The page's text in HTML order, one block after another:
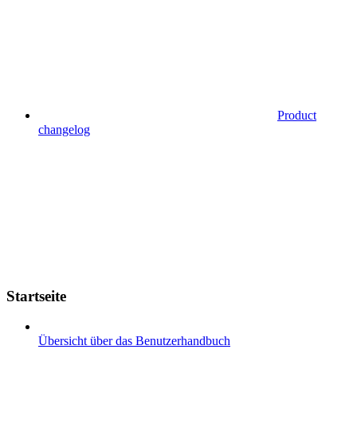
Product
changelog
Startseite
Übersicht über das Benutzerhandbuch